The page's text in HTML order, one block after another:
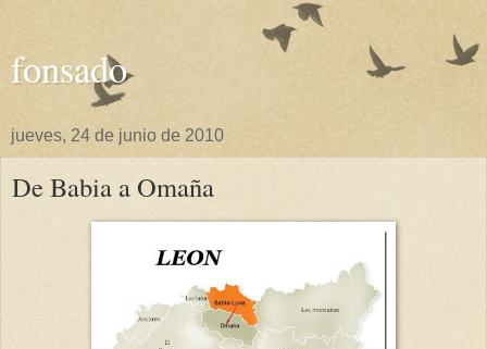
fonsado
jueves, 24 de junio de 2010
De Babia a Omaña